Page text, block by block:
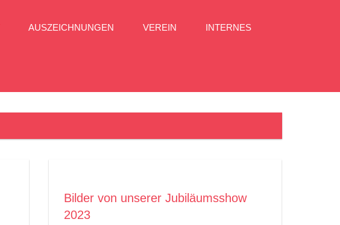
AUSZEICHNUNGEN VEREIN INTERNES
Bilder von unserer Jubiläumsshow
2023